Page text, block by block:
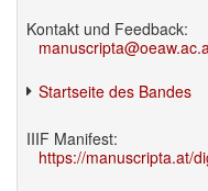
Kontakt und Feedback:
Startseite des Bandes
IIIF Manifest:
https://manuscripta.at/